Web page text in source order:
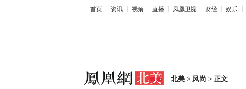
首页 资讯 视频 直播 凤凰卫视 财经 娱乐
北美 > 凤尚 > 正文